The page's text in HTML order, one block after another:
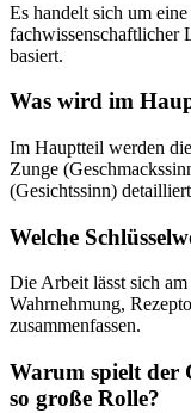
Es handelt sich um
fachwissenschaftlicher
basiert.
Was wird im
Im Hauptteil werden
Zunge
(Gesichtssinn)
Welche
Die Arbeit lässt sich
Wahrnehmung,
zusammenfassen.
Warum spielt der
so große Rolle?